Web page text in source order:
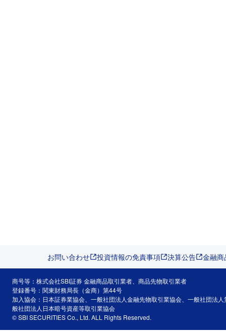
お問い合わせ 投資情報の免責事項 決算公告 金融
商号等：株式会社SBI証券 金融商品取引業者、商品先物取引業者
登録番号：関東財務局長（金商）第44号
加入協会：日本証券業協会、一般社団法人金融先物取引業協会、一般社団法
般社団法人日本暗号資産等取引業協会
© SBI SECURITIES Co., Ltd. ALL Rights Reserved.